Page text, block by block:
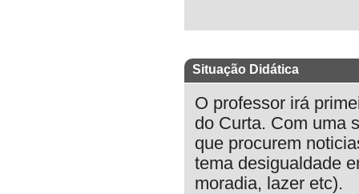
Situação Didática
O professor irá
do Curta. Com uma
que procurem
tema desigualdade
moradia, lazer etc).